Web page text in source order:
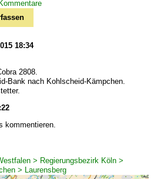
18:34
2808.
Bank nach Kohlscheid-Kämpchen.
kommentieren.
> Regierungsbezirk Köln >
> Laurensberg